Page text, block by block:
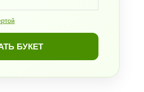
БУКЕТ